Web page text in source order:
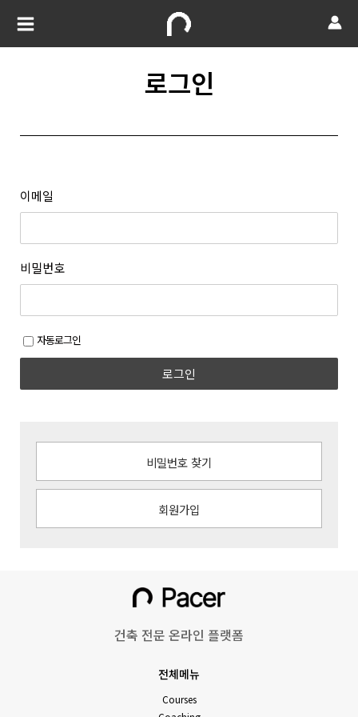
로그인
이메일
비밀번호
자동로그인
로그인
비밀번호 찾기
회원가입
건축 전문 온라인 플랫폼
전체메뉴
Courses